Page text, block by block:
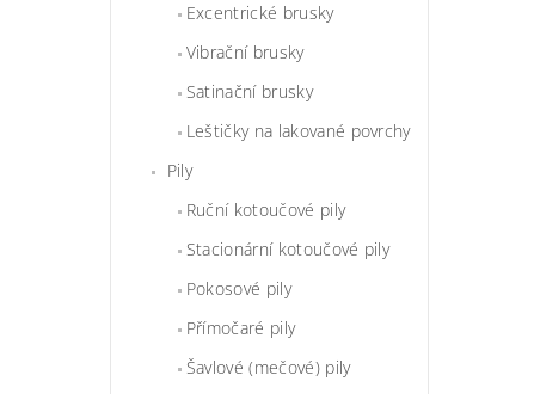
Excentrické brusky
Vibrační brusky
Satinační brusky
Leštičky na lakované povrchy
Pily
Ruční kotoučové pily
Stacionární kotoučové pily
Pokosové pily
Přímočaré pily
Šavlové (mečové) pily